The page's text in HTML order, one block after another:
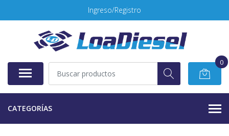
Ingreso/Registro
0
CATEGORÍAS